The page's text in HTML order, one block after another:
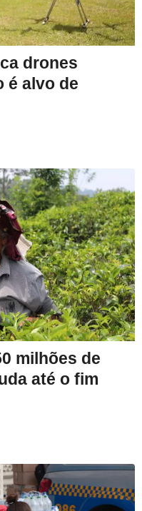
drones
é alvo de
milhões de
até o fim